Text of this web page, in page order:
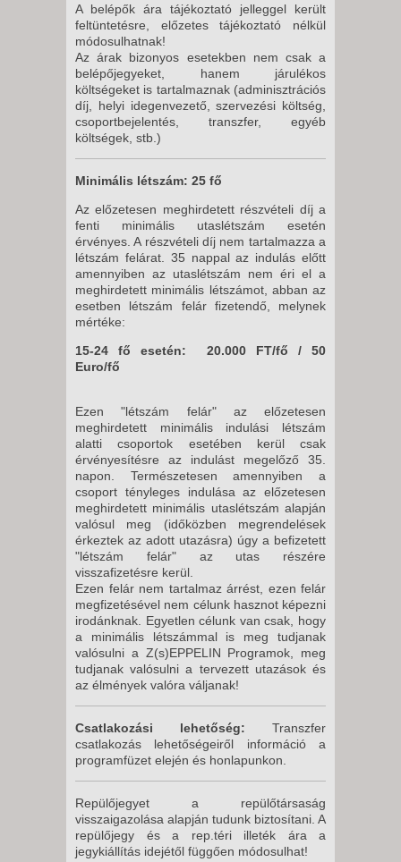
A belépők ára tájékoztató jelleggel került
feltüntetésre, előzetes tájékoztató nélkül
módosulhatnak!
Az árak bizonyos esetekben nem csak a
belépőjegyeket, hanem járulékos
költségeket is tartalmaznak (adminisztrációs
díj, helyi idegenvezető, szervezési költség,
csoportbejelentés, transzfer, egyéb
költségek, stb.)
Minimális létszám: 25 fő
Az előzetesen meghirdetett részvételi díj a
fenti minimális utaslétszám esetén
érvényes. A részvételi díj nem tartalmazza a
létszám felárat. 35 nappal az indulás előtt
amennyiben az utaslétszám nem éri el a
meghirdetett minimális létszámot, abban az
esetben létszám felár fizetendő, melynek
mértéke:
15-24 fő esetén: 20.000 FT/fő / 50
Euro/fő
Ezen "létszám felár" az előzetesen
meghirdetett minimális indulási létszám
alatti csoportok esetében kerül csak
érvényesítésre az indulást megelőző 35.
napon. Természetesen amennyiben a
csoport tényleges indulása az előzetesen
meghirdetett minimális utaslétszám alapján
valósul meg (időközben megrendelések
érkeztek az adott utazásra) úgy a befizetett
"létszám felár" az utas részére
visszafizetésre kerül.
Ezen felár nem tartalmaz árrést, ezen felár
megfizetésével nem célunk hasznot képezni
irodánknak. Egyetlen célunk van csak, hogy
a minimális létszámmal is meg tudjanak
valósulni a Z(s)EPPELIN Programok, meg
tudjanak valósulni a tervezett utazások és
az élmények valóra váljanak!
Csatlakozási lehetőség: Transzfer
csatlakozás lehetőségeiről információ a
programfüzet elején és honlapunkon.
Repülőjegyet a repülőtársaság
visszaigazolása alapján tudunk biztosítani. A
repülőjegy és a rep.téri illeték ára a
jegykiállítás idejétől függően módosulhat!